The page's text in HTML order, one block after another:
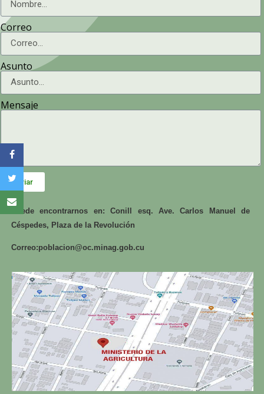
Correo
Asunto
Mensaje
Enviar
Puede encontrarnos en: Conill esq. Ave. Carlos Manuel de
Céspedes, Plaza de la Revolución
Correo:poblacion@oc.minag.gob.cu